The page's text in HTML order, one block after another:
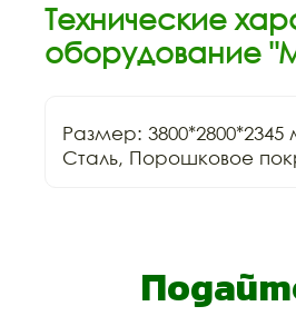
Технические
оборудование
Размер:
Сталь, Порошковое